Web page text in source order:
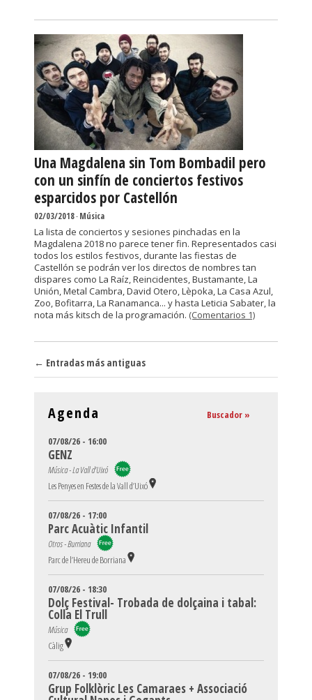
Una Magdalena sin Tom Bombadil pero
con un sinfín de conciertos festivos
esparcidos por Castellón
02/03/2018-Música
La lista de conciertos y sesiones pinchadas en la
Magdalena 2018 no parece tener fin. Representados casi
todos los estilos festivos, durante las fiestas de
Castellón se podrán ver los directos de nombres tan
dispares como La Raíz, Reincidentes, Bustamante, La
Unión, Metal Cambra, David Otero, Lèpoka, La Casa Azul,
Zoo, Bofitarra, La Ranamanca... y hasta Leticia Sabater, la
nota más kitsch de la programación. (Comentarios 1)
Navegador de artículos
← Entradas más antiguas
Agenda Buscador »
07/08/26 - 16:00
GENZ
Música - La Vall d'Uixó
Les Penyes en Festes de la Vall d’Uixó
07/08/26 - 17:00
Parc Acuàtic Infantil
Otros - Burriana
Parc de l’Hereu de Borriana
07/08/26 - 18:30
Dolç Festival- Trobada de dolçaina i tabal:
Colla El Trull
Música
Càlig
07/08/26 - 19:00
Grup Folklòric Les Camaraes + Associació